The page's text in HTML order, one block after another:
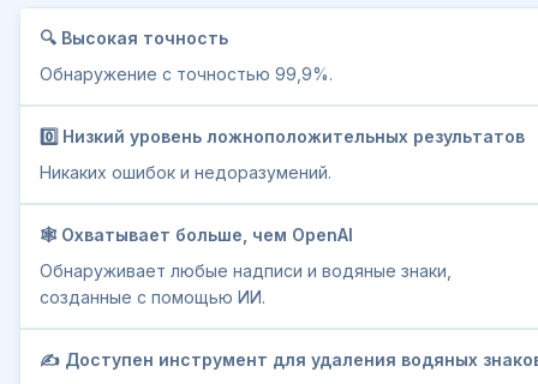
🔍 Высокая точность
Обнаружение с точностью 99,9%.
0️⃣ Низкий уровень ложноположительных результатов
Никаких ошибок и недоразумений.
🕸️ Охватывает больше, чем OpenAI
Обнаруживает любые надписи и водяные знаки,
созданные с помощью ИИ.
✍️ Доступен инструмент для удаления водяных